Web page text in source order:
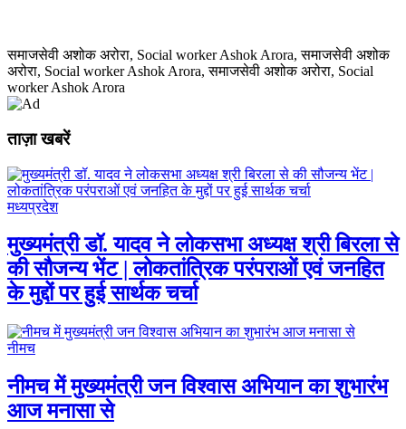
समाजसेवी अशोक अरोरा, Social worker Ashok Arora, समाजसेवी अशोक
अरोरा, Social worker Ashok Arora, समाजसेवी अशोक अरोरा, Social
worker Ashok Arora
ताज़ा खबरें
मध्यप्रदेश
मुख्यमंत्री डॉ. यादव ने लोकसभा अध्यक्ष श्री बिरला से
की सौजन्य भेंट | लोकतांत्रिक परंपराओं एवं जनहित
के मुद्दों पर हुई सार्थक चर्चा
नीमच
नीमच में मुख्यमंत्री जन विश्वास अभियान का शुभारंभ
आज मनासा से